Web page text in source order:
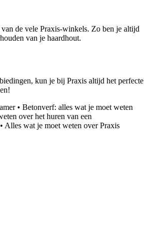
de vele Praxis-winkels. Zo ben je altijd
van je haardhout.
kun je bij Praxis altijd het perfecte
• Betonverf: alles wat je moet weten
over het huren van een
• Alles wat je moet weten over Praxis